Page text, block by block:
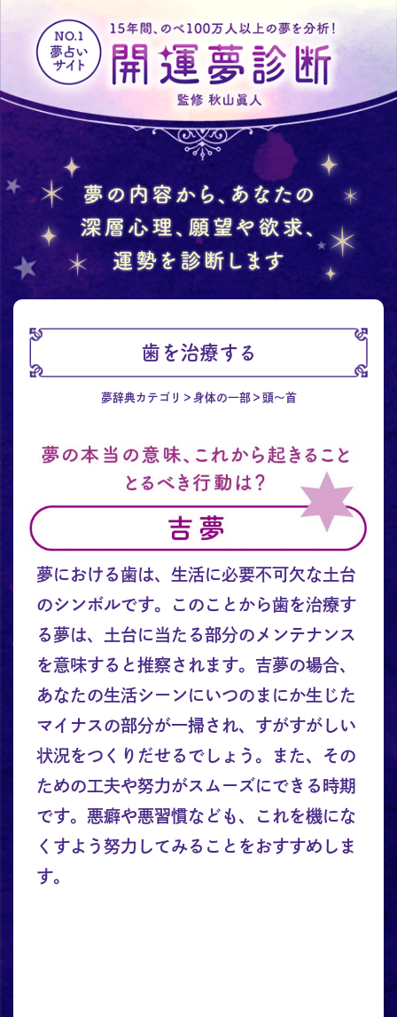
歯を治療する
夢辞典カテゴリ 身体の一部 頭～首
夢における歯は、生活に必要不可欠な土台
のシンボルです。このことから歯を治療す
る夢は、土台に当たる部分のメンテナンス
を意味すると推察されます。吉夢の場合、
あなたの生活シーンにいつのまにか生じた
マイナスの部分が一掃され、すがすがしい
状況をつくりだせるでしょう。また、その
ための工夫や努力がスムーズにできる時期
です。悪癖や悪習慣なども、これを機にな
くすよう努力してみることをおすすめしま
す。